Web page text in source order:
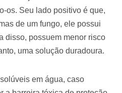
os. Seu lado positivo é que,
de um fungo, ele possui
disso, possuem menor risco
uma solução duradoura.
em água, caso